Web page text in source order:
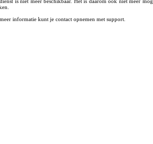
informatie kunt je contact opnemen met support.